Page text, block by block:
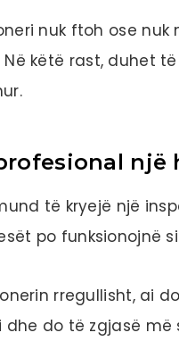
nuk ftoh ose
këtë rast, duhet
një
të kryejë një
po funksionojnë
rregullisht, ai
do të zgjasë më